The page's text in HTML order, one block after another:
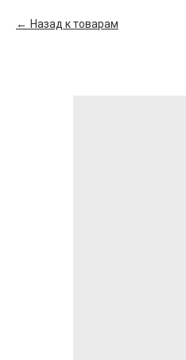
Назад к товарам